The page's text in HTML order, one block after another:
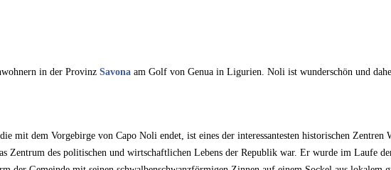
in der Provinz Savona am Golf von Genua in Ligurien. Noli ist wunderschön und
mit dem Vorgebirge von Capo Noli endet, ist eines der interessantesten historischen
Zentrum des politischen und wirtschaftlichen Lebens der Republik war. Er wurde im Laufe